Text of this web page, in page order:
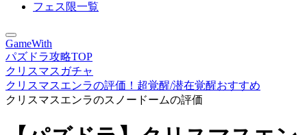
フェス限一覧
GameWith
パズドラ攻略TOP
クリスマスガチャ
クリスマスエンラの評価！超覚醒/潜在覚醒おすすめ
クリスマスエンラのスノードームの評価